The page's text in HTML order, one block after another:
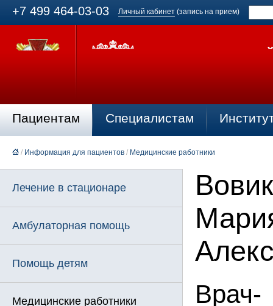
+7 499 464-03-03 Личный кабинет (запись на прием)
Пациентам Специалистам
/ Информация для пациентов / Медицинские работники
Лечение в стационаре
Амбулаторная помощь
Помощь детям
Медицинские работники
Врач-